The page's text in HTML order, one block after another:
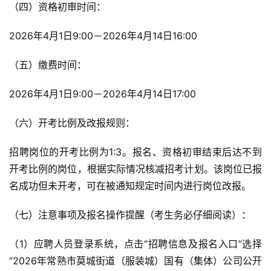
（四）资格初审时间：
2026年4月1日9:00－2026年4月14日16:00
（五）缴费时间：
2026年4月1日9:00－2026年4月14日17:00
（六）开考比例及改报规则：
招聘岗位的开考比例为1:3。报名、资格初审结束后达不到
开考比例的岗位，根据实际情况核减招考计划。该岗位已报
名成功但未开考，可在被通知规定时间内进行岗位改报。
（七）注意事项及报名操作提醒（考生务必仔细阅读）：
（1）应聘人员登录系统，点击“招聘信息及报名入口”选择
“2026年常熟市莫城街道（服装城）国有（集体）公司公开